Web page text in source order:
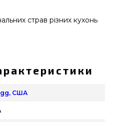
страв різних кухонь
всего 1 900 грн. в онлайн
GrillPoint. Дивіться і
& Сотейники в
на номер 0(800) 337-
США